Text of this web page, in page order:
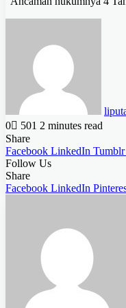
0
501 2 minutes read
Share
Facebook LinkedIn Tumblr
Follow Us
Share
Facebook LinkedIn